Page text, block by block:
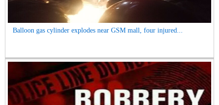
Balloon gas cylinder explodes near GSM mall, four injured...